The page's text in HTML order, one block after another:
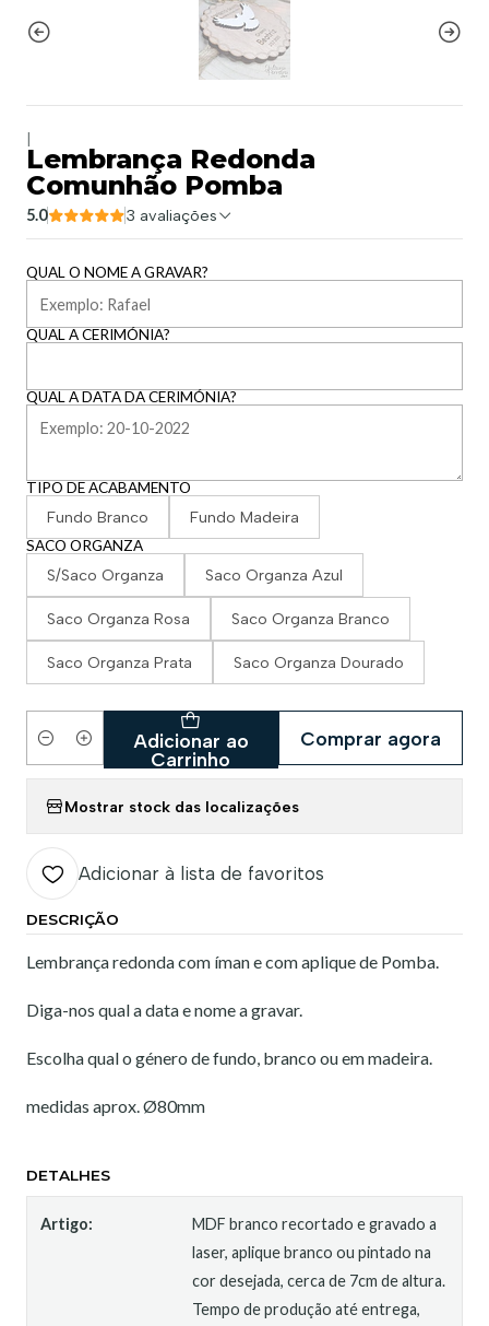
Lembrança Redonda
Comunhão Pomba
5.0 3 avaliações
QUAL O NOME A GRAVAR?
QUAL A CERIMÓNIA?
QUAL A DATA DA CERIMÓNIA?
TIPO DE ACABAMENTO
Fundo Branco Fundo Madeira
SACO ORGANZA
S/Saco Organza Saco Organza Azul
Saco Organza Rosa Saco Organza Branco
Saco Organza Prata Saco Organza Dourado
Quantidade
Adicionar ao
Carrinho
Comprar agora
Mostrar stock das localizações
Adicionar à lista de favoritos
DESCRIÇÃO
Lembrança redonda com íman e com aplique de Pomba.
Diga-nos qual a data e nome a gravar.
Escolha qual o género de fundo, branco ou em madeira.
medidas aprox. Ø80mm
DETALHES
Artigo:
MDF branco recortado e gravado a
laser, aplique branco ou pintado na
cor desejada, cerca de 7cm de altura.
Tempo de produção até entrega,